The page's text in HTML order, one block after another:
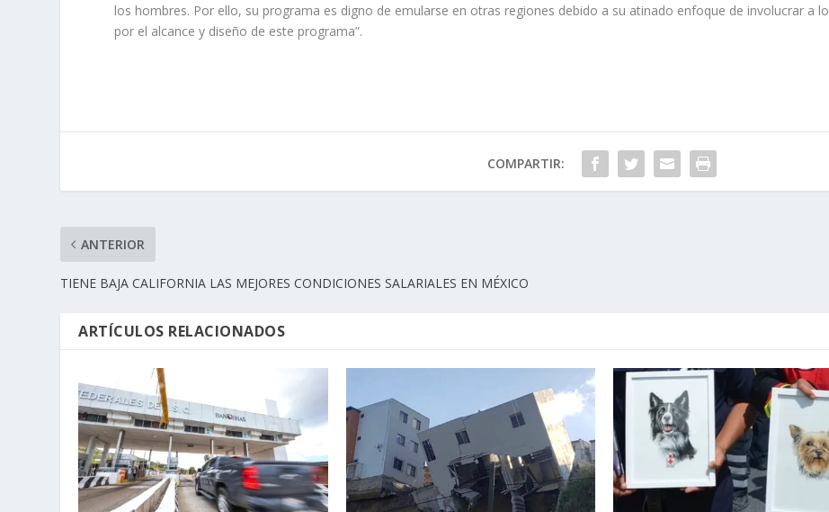
los hombres. Por ello, su programa es digno de emularse en otras regiones debido a su atinado enfoque de involucrar a
por el alcance y diseño de este programa”.
COMPARTIR:
ANTERIOR
TIENE BAJA CALIFORNIA LAS MEJORES CONDICIONES SALARIALES EN MÉXICO
ARTÍCULOS RELACIONADOS